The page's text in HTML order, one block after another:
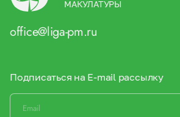
МАКУЛАТУРЫ
office@liga-pm.ru
Подписаться на E-mail рассылку